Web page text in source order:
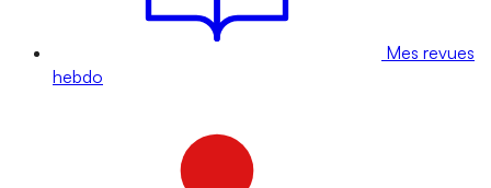
Mes revues
hebdo